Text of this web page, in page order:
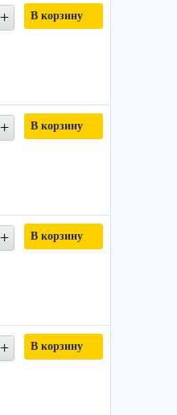
+ В корзину
+ В корзину
+ В корзину
+ В корзину